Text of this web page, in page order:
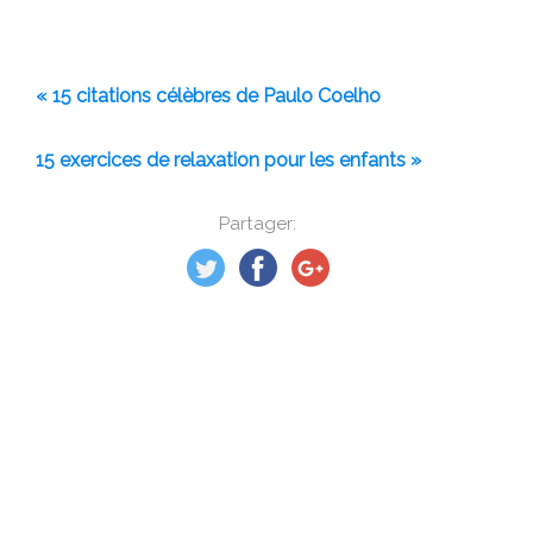
Partager:
« 15 citations célèbres de Paulo Coelho
15 exercices de relaxation pour les enfants »